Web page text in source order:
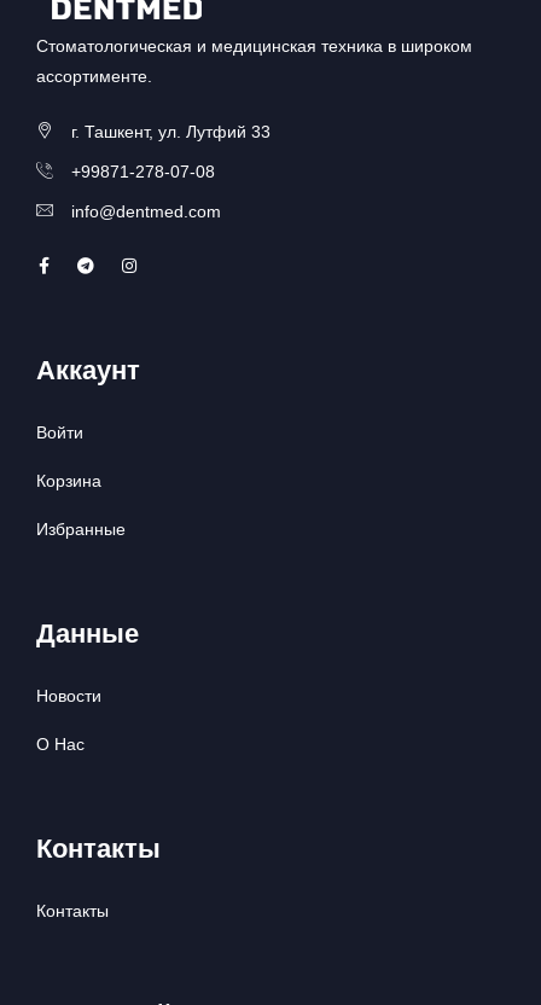
Стоматологическая и медицинская техника в широком
ассортименте.
г. Ташкент, ул. Лутфий 33
+99871-278-07-08
info@dentmed.com
Аккаунт
Войти
Корзина
Избранные
Данные
Новости
О Нас
Контакты
Контакты